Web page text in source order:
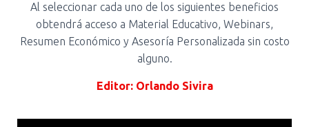
Al seleccionar cada uno de los siguientes beneficios
obtendrá acceso a Material Educativo, Webinars,
Resumen Económico y Asesoría Personalizada sin costo
alguno.
Editor: Orlando Sivira